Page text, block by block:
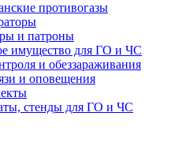
противогазы
и патроны
имущество для ГО и ЧС
и обеззараживания
и оповещения
стенды для ГО и ЧС